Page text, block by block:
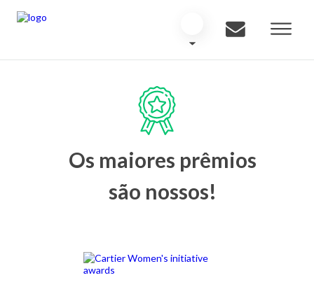
Os maiores prêmios
são nossos!